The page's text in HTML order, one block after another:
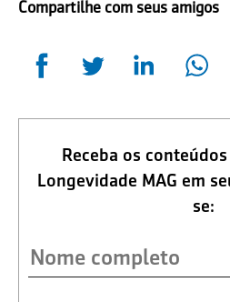
Compartilhe com seus amigos
Receba os
Longevidade MAG em
se: